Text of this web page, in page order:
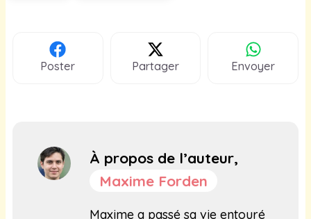
Poster Partager Envoyer
À propos de l’auteur,
Maxime Forden
Maxime a passé sa vie entouré